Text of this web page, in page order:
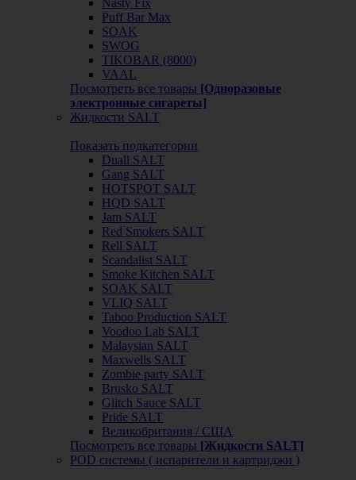
Puff Bar Max
SOAK
SWOG
TIKOBAR (8000)
VAAL
Посмотреть все товары [Одноразовые
электронные сигареты]
Жидкости SALT
Показать подкатегории
Duall SALT
Gang SALT
HOTSPOT SALT
HQD SALT
Jam SALT
Red Smokers SALT
Rell SALT
Scandalist SALT
Smoke Kitchen SALT
SOAK SALT
VLIQ SALT
Taboo Production SALT
Voodoo Lab SALT
Malaysian SALT
Maxwells SALT
Zombie party SALT
Brusko SALT
Glitch Sauce SALT
Pride SALT
Великобритания / США
Посмотреть все товары [Жидкости SALT]
POD системы ( испарители и картриджи )